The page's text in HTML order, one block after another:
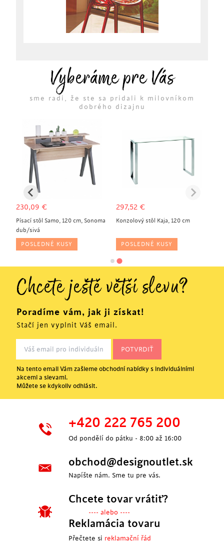
Vyberáme pre Vás
sme radi, že ste sa pridali k milovníkom
dobrého dizajnu
230,09 €
Písací stôl Samo, 120 cm, Sonoma
dub/sivá
POSLEDNÉ KUSY
297,52 €
Konzolový stôl Kaja, 120 cm
POSLEDNÉ KUSY
Chcete ještě větší slevu?
Poradíme vám, jak ji získat!
Stačí jen vyplnit Váš email.
Na tento email Vám zašleme obchodní nabídky s individuálními
akcemi a slevami.
Můžete se kdykoliv odhlásit.
+420 222 765 200
Od pondělí do pátku - 8:00 až 16:00
obchod@designoutlet.sk
Napíšte nám. Sme tu pre vás.
Chcete tovar vrátiť?
---- alebo ----
Reklamácia tovaru
Přečtete si reklamační řád